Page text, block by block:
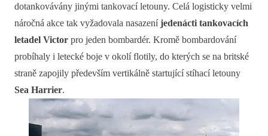
dotankovávány jinými tankovací letouny. Celá logisticky velmi
náročná akce tak vyžadovala nasazeníjedenácti tankovacích
letadel Victor pro jeden bombardér. Kromě bombardování
probíhaly i letecké boje v okolí flotily, do kterých se na britské
straně zapojily především vertikálně startující stíhací letouny
Sea Harrier.